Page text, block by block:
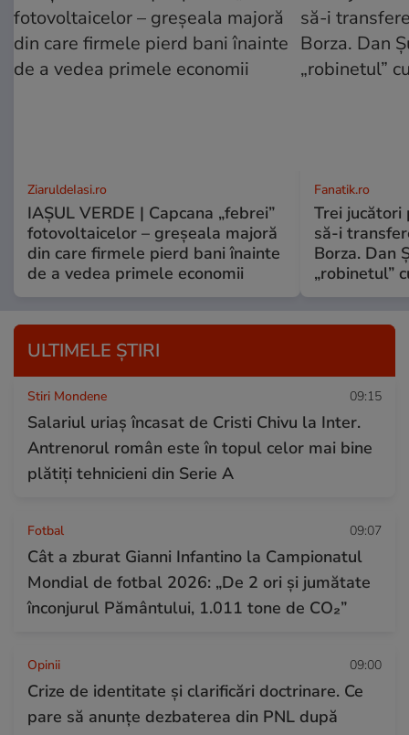
ZiaruldeIasi.ro
IAȘUL VERDE | Capcana „febrei”
fotovoltaicelor – greșeala majoră
din care firmele pierd bani înainte
de a vedea primele economii
Fanatik.ro
Trei jucători
să-i
Borza. Dan
„robinetul”
ULTIMELE ȘTIRI
Stiri Mondene 09:15
Salariul uriaș încasat de Cristi Chivu la Inter.
Antrenorul român este în topul celor mai bine
plătiți tehnicieni din Serie A
Fotbal 09:07
Cât a zburat Gianni Infantino la Campionatul
Mondial de fotbal 2026: „De 2 ori și jumătate
înconjurul Pământului, 1.011 tone de CO₂”
Opinii 09:00
Crize de identitate și clarificări doctrinare. Ce
pare să anunțe dezbaterea din PNL după